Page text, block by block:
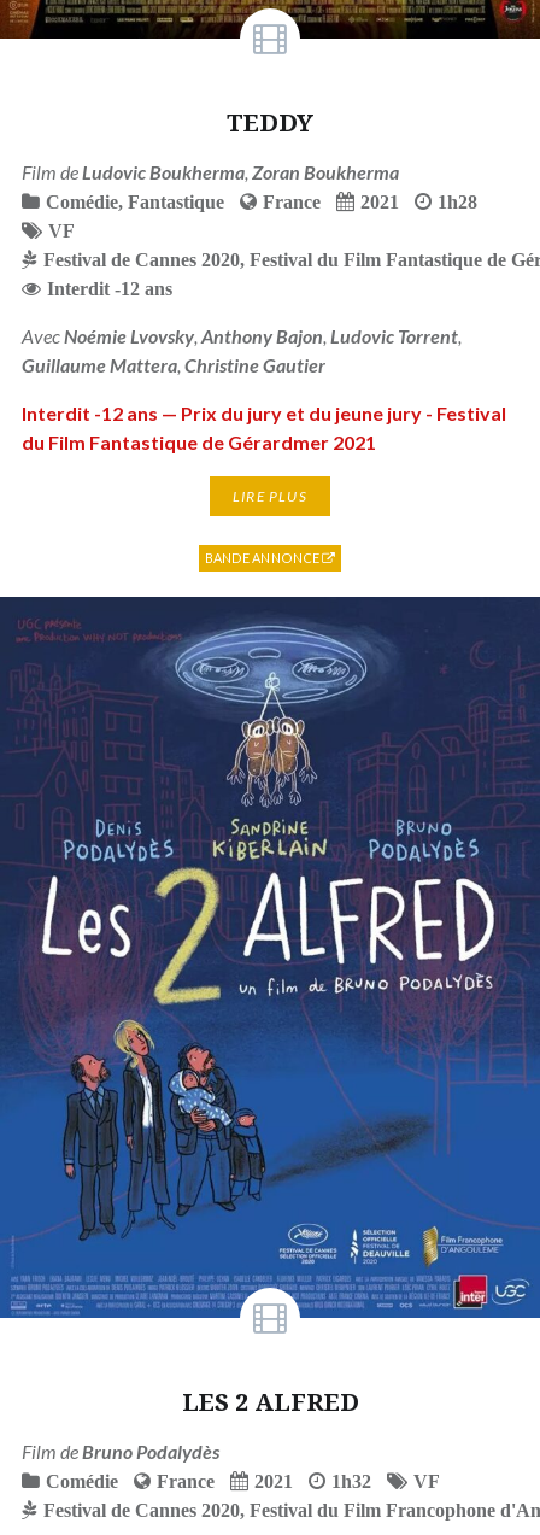
TEDDY
Film deLudovic Boukherma, Zoran Boukherma
Comédie, Fantastique France 2021
1h28
VF
Festival de Cannes 2020, Festival du Film Fantastique de
Interdit -12 ans
AvecNoémie Lvovsky, Anthony Bajon, Ludovic Torrent,
Guillaume Mattera, Christine Gautier
Interdit -12 ans — Prix du jury et du jeune jury - Festival
du Film Fantastique de Gérardmer 2021
LIRE PLUS
BANDE ANNONCE
LES 2 ALFRED
Film deBruno Podalydès
Comédie France 2021 1h32
VF
Festival de Cannes 2020, Festival du Film Francophone